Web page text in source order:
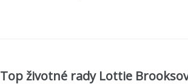
Top životné rady Lottie